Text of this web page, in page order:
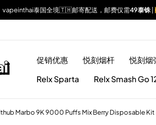
vapeinthai泰国全境🇹🇭邮寄配送，邮费仅需49泰铢
促销优惠 悦刻烟杆 悦刻烟
Relx Sparta
Relx Smash Go
Marbo 9K 9000 Puffs Mix Berry Disposable Kit